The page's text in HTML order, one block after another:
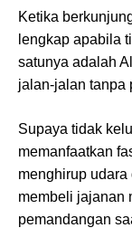
Ketika
lengkap apabila
satunya adalah
jalan-jalan tanpa
Supaya tidak
memanfaatkan
menghirup
membeli jajanan
pemandangan